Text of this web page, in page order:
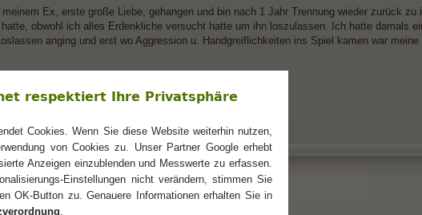
Ex, erste große Liebe, gehangen und bin nach 1 Jahr Trennung wieder zurück zu
obwohl ich alles Erdenkliche versucht hatte um ihn loszulassen. Ich hatte damals
anging und erst wo Aggression u. Handgreiflichkeiten ins Spiel kamen war meine
machen wenn sie einmal in einer Beziehung sind.
respektiert Ihre Privatsphäre
Cookies. Wenn Sie diese Website weiterhin nutzen,
von Cookies zu. Unser Partner Google erhebt
Anzeigen einzublenden und Messwerte zu erfassen.
Einstellungen nicht verändern, stimmen Sie
OK-Button zu. Genauere Informationen erhalten Sie in